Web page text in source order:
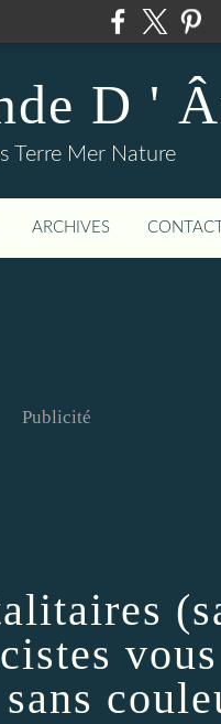
D '
Terre Mer Nature
ARCHIVES CONTACT
Publicité